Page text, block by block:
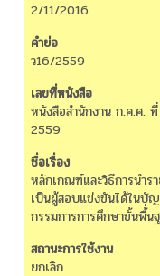
2/11/2016
ว16/2559
หนังสือสำนักงาน ก.ค.ศ.
2559
หลักเกณฑ์และวิธีการนำ
เป็นผู้สอบแข่งขันได้ในบั
กรรมการการศึกษาขั้นพื้่น
ยกเลิก